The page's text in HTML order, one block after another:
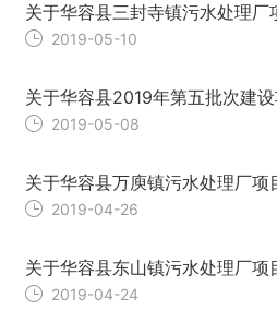
关于华容县三封寺镇污水处理厂
2019-05-10
关于华容县2019年第五批次建
2019-05-08
关于华容县万庾镇污水处理厂项
2019-04-26
关于华容县东山镇污水处理厂项
2019-04-24